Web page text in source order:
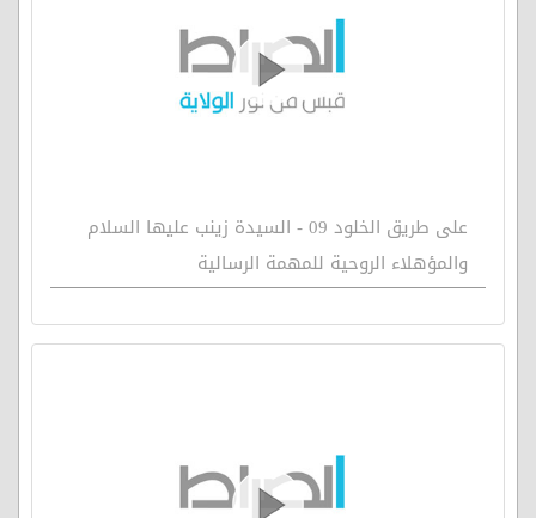
على طريق الخلود 09 - السيدة زينب عليها السلام
والمؤهلاء الروحية للمهمة الرسالية